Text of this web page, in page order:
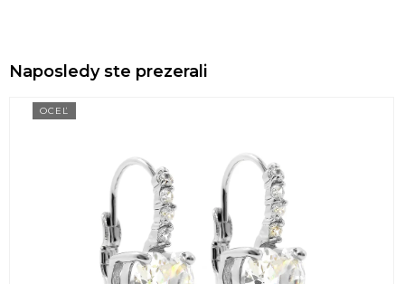
Naposledy ste prezerali
OCEĽ